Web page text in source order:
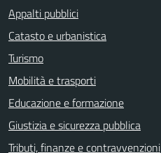
Appalti pubblici
Catasto e urbanistica
Turismo
Mobilità e trasporti
Educazione e formazione
Giustizia e sicurezza pubblica
Tributi, finanze e contravvenzioni